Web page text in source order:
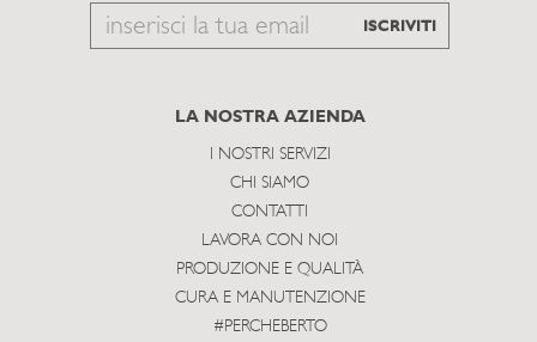
Email
subscribe
ISCRIVITI
LA NOSTRA AZIENDA
I NOSTRI SERVIZI
CHI SIAMO
CONTATTI
LAVORA CON NOI
PRODUZIONE E QUALITÀ
CURA E MANUTENZIONE
#PERCHEBERTO